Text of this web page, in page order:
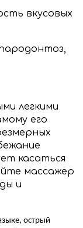
вкусовых
легкими
его
касаться
массажер
и
острый